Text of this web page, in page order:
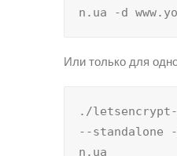
n.ua -d
Или только для
./
--standalone -
n.ua